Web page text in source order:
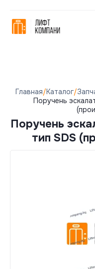
Главная/Каталог/
Поручень
Поручень
тип SDS
Телефон
Электронная
Комментарий
Согласна(-ен)
Телефон
Комментарий
Согласна(-ен)